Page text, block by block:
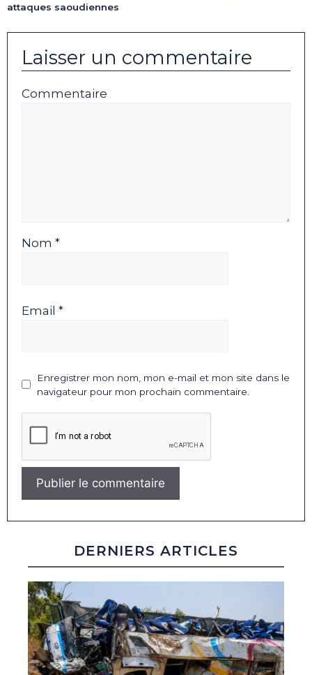
attaques saoudiennes
Laisser un commentaire
Commentaire
Nom *
Email *
Enregistrer mon nom, mon e-mail et mon site dans le
navigateur pour mon prochain commentaire.
DERNIERS ARTICLES